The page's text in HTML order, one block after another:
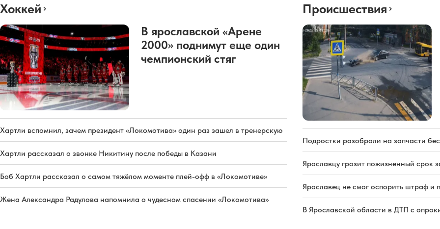
Хоккей
В ярославской «Арене
2000» поднимут еще один
чемпионский стяг
Хартли вспомнил, зачем президент «Локомотива» один раз зашел в тренерскую
Хартли рассказал о звонке Никитину после победы в Казани
Боб Хартли рассказал о самом тяжёлом моменте плей-офф в «Локомотиве»
Жена Александра Радулова напомнила о чудесном спасении «Локомотива»
Происшествия
Подростки разобрали на запчасти
Ярославцу грозит пожизненный срок
Ярославец не смог оспорить штраф и
В Ярославской области в ДТП с